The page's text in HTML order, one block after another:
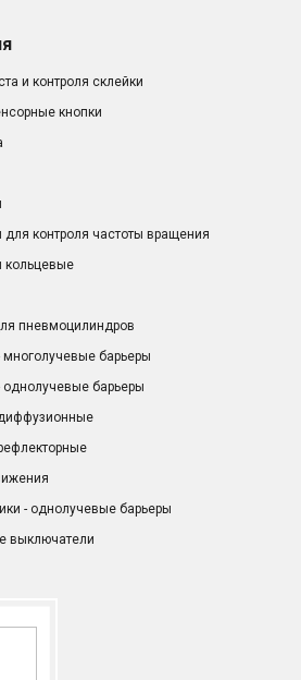
и контроля склейки
кнопки
для контроля частоты вращения
кольцевые
пневмоцилиндров
многолучевые барьеры
однолучевые барьеры
- однолучевые барьеры
выключатели